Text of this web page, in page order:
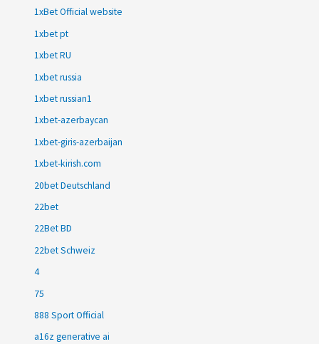
1xBet Official website
1xbet pt
1xbet RU
1xbet russia
1xbet russian1
1xbet-azerbaycan
1xbet-giris-azerbaijan
1xbet-kirish.com
20bet Deutschland
22bet
22Bet BD
22bet Schweiz
4
75
888 Sport Official
a16z generative ai